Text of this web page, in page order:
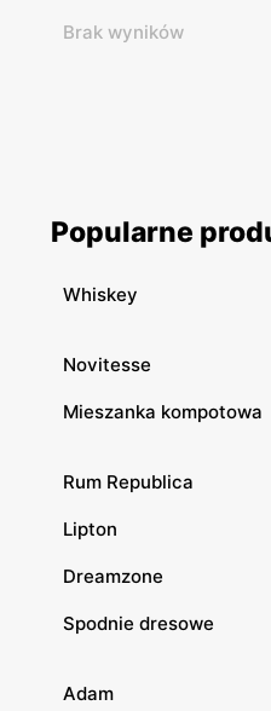
Brak wyników
Popularne
Whiskey
Novitesse
Mieszanka kompotowa
Rum Republica
Lipton
Dreamzone
Spodnie dresowe
Adam